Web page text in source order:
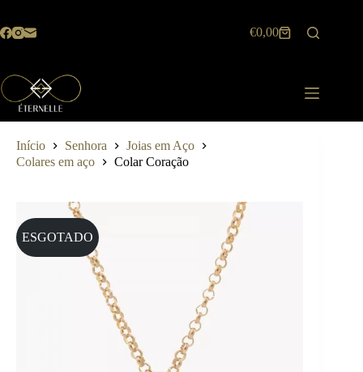
o
Carrinho
€0,00
Início Senhora
Joias em Aço
Colares em aço
Colar Coração
ESGOTADO